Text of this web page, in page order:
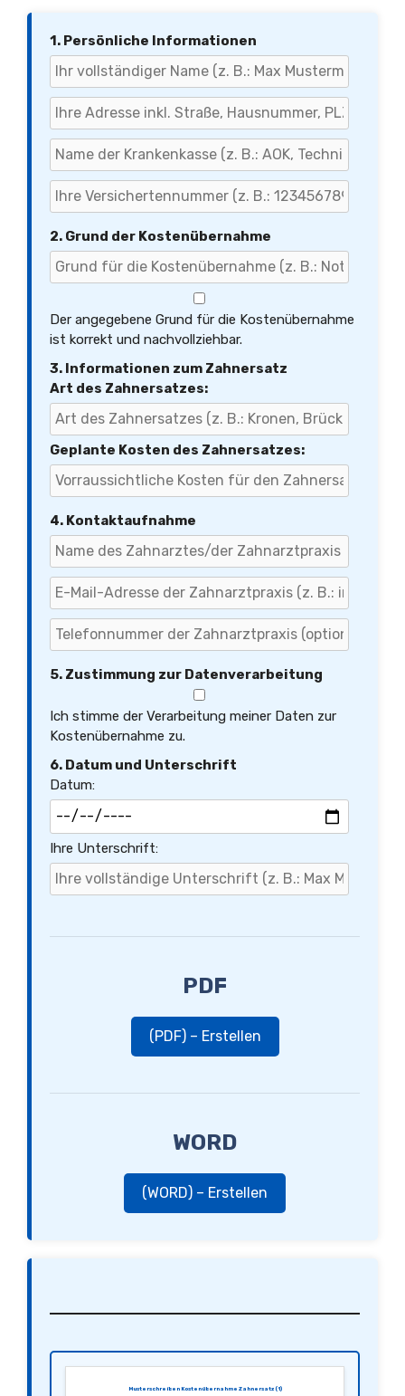
1. Persönliche Informationen
2. Grund der Kostenübernahme
Der angegebene Grund für die Kostenübernahme
ist korrekt und nachvollziehbar.
3. Informationen zum Zahnersatz
Art des Zahnersatzes:
Geplante Kosten des Zahnersatzes:
4. Kontaktaufnahme
5. Zustimmung zur Datenverarbeitung
Ich stimme der Verarbeitung meiner Daten zur
Kostenübernahme zu.
6. Datum und Unterschrift
Datum:
Ihre Unterschrift:
PDF
(PDF) – Erstellen
WORD
(WORD) – Erstellen
Musterschreiben Kostenübernahme Zahnersatz (1)